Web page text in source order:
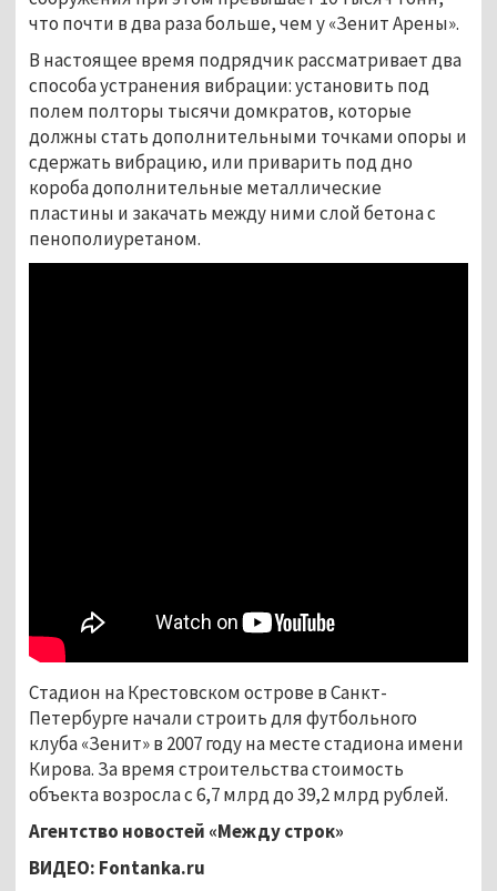
что почти в два раза больше, чем у «Зенит Арены».
В настоящее время подрядчик рассматривает два
способа устранения вибрации: установить под
полем полторы тысячи домкратов, которые
должны стать дополнительными точками опоры и
сдержать вибрацию, или приварить под дно
короба дополнительные металлические
пластины и закачать между ними слой бетона с
пенополиуретаном.
Стадион на Крестовском острове в Санкт-
Петербурге начали строить для футбольного
клуба «Зенит» в 2007 году на месте стадиона имени
Кирова. За время строительства стоимость
объекта возросла с 6,7 млрд до 39,2 млрд рублей.
Агентство новостей «Между строк»
ВИДЕО: Fontanka.ru